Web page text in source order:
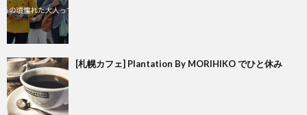
[札幌カフェ] Plantation By MORIHIKO でひと休み